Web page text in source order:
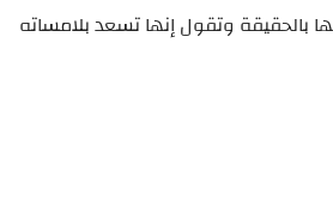
بالحقيقة وتقول إنها تسعد بلامساته